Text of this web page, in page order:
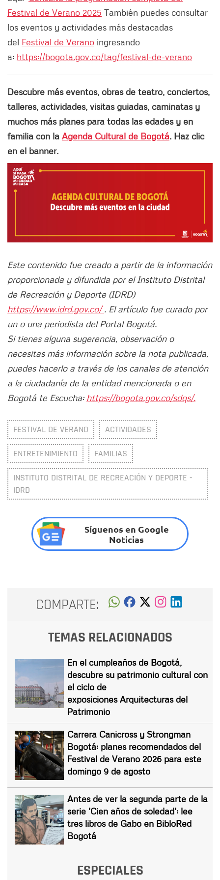
Festival de Verano 2025 También puedes consultar
los eventos y actividades más destacadas
del Festival de Verano ingresando
a: https://bogota.gov.co/tag/festival-de-verano
Descubre más eventos, obras de teatro, conciertos,
talleres, actividades, visitas guiadas, caminatas y
muchos más planes para todas las edades y en
familia con la Agenda Cultural de Bogotá. Haz clic
en el banner.
Este contenido fue creado a partir de la información
proporcionada y difundida por el Instituto Distrital
de Recreación y Deporte (IDRD)
https://www.idrd.gov.co/. El artículo fue curado por
un o una periodista del Portal Bogotá.
Si tienes alguna sugerencia, observación o
necesitas más información sobre la nota publicada,
puedes hacerlo a través de los canales de atención
a la ciudadanía de la entidad mencionada o en
Bogotá te Escucha: https://bogota.gov.co/sdqs/.
FESTIVAL DE VERANO ACTIVIDADES
ENTRETENIMIENTO FAMILIAS
INSTITUTO DISTRITAL DE RECREACIÓN Y DEPORTE -
IDRD
Síguenos en Google
Noticias
COMPARTE:
TEMAS RELACIONADOS
En el cumpleaños de Bogotá,
descubre su patrimonio cultural con
el ciclo de
exposiciones Arquitecturas del
Patrimonio
Carrera Canicross y Strongman
Bogotá: planes recomendados del
Festival de Verano 2026 para este
domingo 9 de agosto
Antes de ver la segunda parte de la
serie 'Cien años de soledad': lee
tres libros de Gabo en BibloRed
Bogotá
ESPECIALES